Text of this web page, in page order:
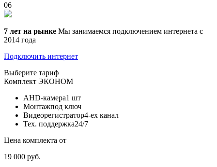
06
7 лет на рынке Мы занимаемся подключением интернета с
2014 года
Подключить интернет
Выберите тариф
Комплект ЭКОНОМ
AHD-камера1 шт
Монтажпод ключ
Видеорегистратор4-ех канал
Тех. поддержка24/7
Цена комплекта от
19 000 руб.